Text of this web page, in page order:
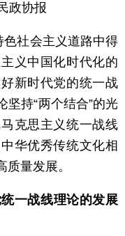
政协报
社会主义道路中得
义中国化时代化的
新时代党的统一战
坚持“两个结合”的光
克思主义统一战线
华优秀传统文化相
量发展。
一战线理论的发展